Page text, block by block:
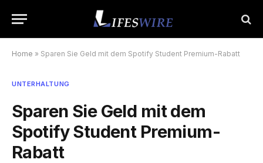
Home » Sparen Sie Geld mit dem Spotify Student Premium-Rabatt
UNTERHALTUNG
Sparen Sie Geld mit dem
Spotify Student Premium-
Rabatt